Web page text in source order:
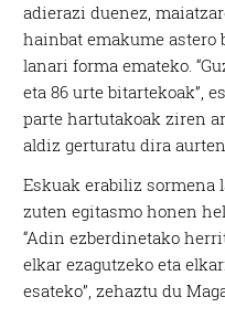
adierazi duenez,
hainbat emakume astero
lanari forma emateko.
eta 86 urte bitartekoak”,
parte hartutakoak ziren
aldiz gerturatu dira
Eskuak erabiliz sormena
zuten egitasmo honen
“Adin ezberdinetako
elkar ezagutzeko eta
esateko”, zehaztu du